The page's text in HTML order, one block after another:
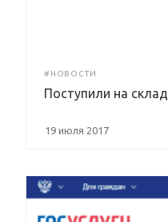
#НОВОСТИ
Поступили на
19 июля 2017